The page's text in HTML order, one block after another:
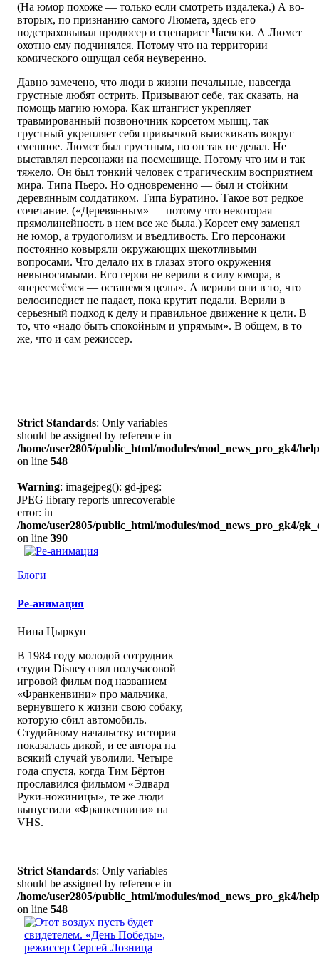
(На юмор похоже — только если смотреть издалека.) А во-
вторых, по признанию самого Люмета, здесь его
подстраховывал продюсер и сценарист Чаевски. А Люмет
охотно ему подчинялся. Потому что на территории
комического ощущал себя неуверенно.
Давно замечено, что люди в жизни печальные, навсегда
грустные любят острить. Призывают себе, так сказать, на
помощь магию юмора. Как штангист укрепляет
травмированный позвоночник корсетом мышц, так
грустный укрепляет себя привычкой выискивать вокруг
смешное. Люмет был грустным, но он так не делал. Не
выставлял персонажи на посмешище. Потому что им и так
тяжело. Он был тонкий человек с трагическим восприятием
мира. Типа Пьеро. Но одновременно — был и стойким
деревянным солдатиком. Типа Буратино. Такое вот редкое
сочетание. («Деревянным» — потому что некоторая
прямолинейность в нем все же была.) Корсет ему заменял
не юмор, а трудоголизм и въедливость. Его персонажи
постоянно ковыряли окружающих щекотливыми
вопросами. Что делало их в глазах этого окружения
невыносимыми. Его герои не верили в силу юмора, в
«пересмеёмся — останемся целы». А верили они в то, что
велосипедист не падает, пока крутит педали. Верили в
серьезный подход к делу и правильное движение к цели. В
то, что «надо быть спокойным и упрямым». В общем, в то
же, что и сам режиссер.
Strict Standards: Only variables
should be assigned by reference in
/home/user2805/public_html/modules/mod_news_pro_gk4/
on line 548
Warning: imagejpeg(): gd-jpeg:
JPEG library reports unrecoverable
error: in
/home/user2805/public_html/modules/mod_news_pro_gk4/
on line 390
Блоги
Ре-анимация
Нина Цыркун
В 1984 году молодой сотрудник
студии Disney снял получасовой
игровой фильм под названием
«Франкенвини» про мальчика,
вернувшего к жизни свою собаку,
которую сбил автомобиль.
Студийному начальству история
показалась дикой, и ее автора на
всякий случай уволили. Четыре
года спустя, когда Тим Бёртон
прославился фильмом «Эдвард
Руки-ножиницы», те же люди
выпустили «Франкенвини» на
VHS.
Strict Standards: Only variables
should be assigned by reference in
/home/user2805/public_html/modules/mod_news_pro_gk4/
on line 548